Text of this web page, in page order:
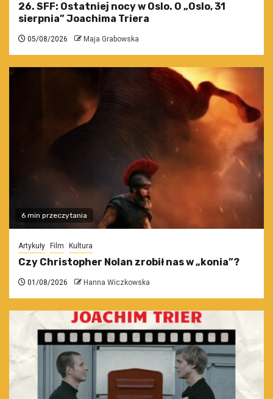
26. SFF: Ostatniej nocy w Oslo. O „Oslo, 31
sierpnia” Joachima Triera
05/08/2026 Maja Grabowska
6 min przeczytania
Artykuły Film Kultura
Czy Christopher Nolan zrobił nas w „konia”?
01/08/2026 Hanna Wiczkowska